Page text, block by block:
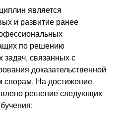
является
и развитие ранее
по решению
связанных с
доказательственной
спорам. На достижение
решение следующих